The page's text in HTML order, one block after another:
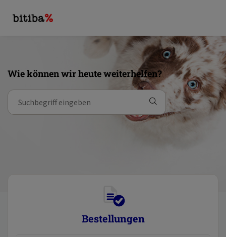
Wie können wir heute weiterhelfen?
Bestellungen